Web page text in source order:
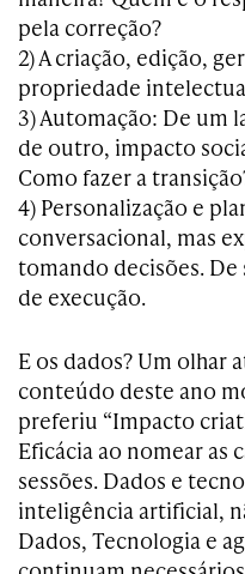
pela correção?
2) A criação, edição,
propriedade
3) Automação: De um
de outro, impacto
Como fazer a
4) Personalização e
conversacional, mas
tomando decisões. De
de execução.
E os dados? Um olhar
conteúdo deste ano
preferiu “Impacto
Eficácia ao nomear as
sessões. Dados e
inteligência artificial,
Dados, Tecnologia e